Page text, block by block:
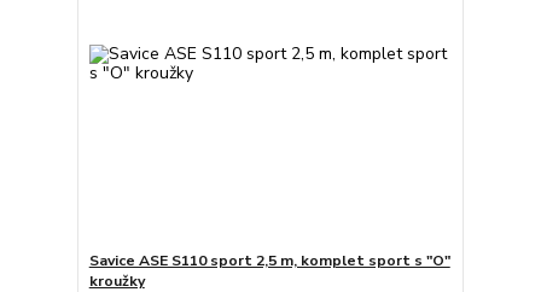
Savice ASE S110 sport 2,5 m, komplet sport s "O"
kroužky